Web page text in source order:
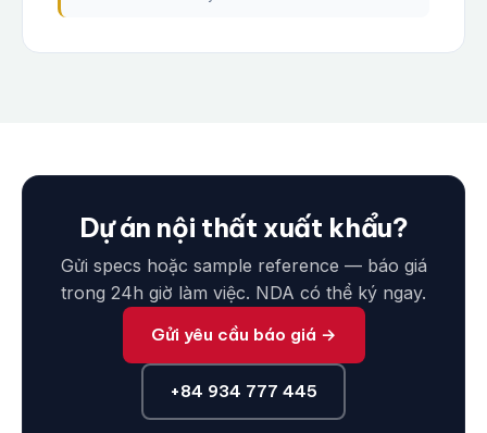
Dự án nội thất xuất khẩu?
Gửi specs hoặc sample reference — báo giá
trong 24h giờ làm việc. NDA có thể ký ngay.
Gửi yêu cầu báo giá →
+84 934 777 445